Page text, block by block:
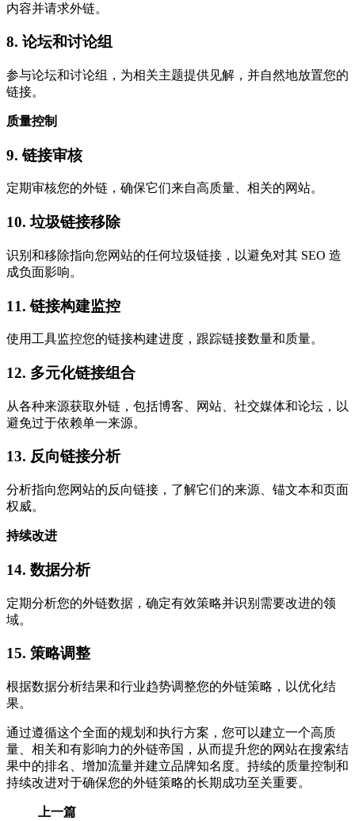
内容并请求外链。
8. 论坛和讨论组
参与论坛和讨论组，为相关主题提供见解，并自然地放置您的
链接。
质量控制
9. 链接审核
定期审核您的外链，确保它们来自高质量、相关的网站。
10. 垃圾链接移除
识别和移除指向您网站的任何垃圾链接，以避免对其 SEO 造
成负面影响。
11. 链接构建监控
使用工具监控您的链接构建进度，跟踪链接数量和质量。
12. 多元化链接组合
从各种来源获取外链，包括博客、网站、社交媒体和论坛，以
避免过于依赖单一来源。
13. 反向链接分析
分析指向您网站的反向链接，了解它们的来源、锚文本和页面
权威。
持续改进
14. 数据分析
定期分析您的外链数据，确定有效策略并识别需要改进的领
域。
15. 策略调整
根据数据分析结果和行业趋势调整您的外链策略，以优化结
果。
通过遵循这个全面的规划和执行方案，您可以建立一个高质
量、相关和有影响力的外链帝国，从而提升您的网站在搜索结
果中的排名、增加流量并建立品牌知名度。持续的质量控制和
持续改进对于确保您的外链策略的长期成功至关重要。
上一篇